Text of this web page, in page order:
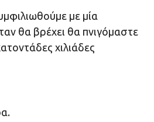
με μία
θα βρέχει θα πνιγόμαστε
χιλιάδες